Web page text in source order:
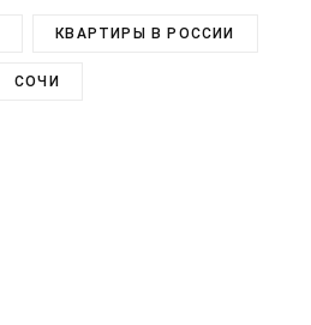
КВАРТИРЫ В РОССИИ
СОЧИ